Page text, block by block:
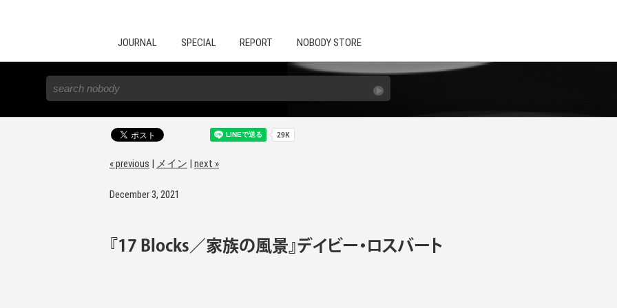
JOURNAL SPECIAL REPORT NOBODY STORE
« previous | メイン | next »
December 3, 2021
『17 Blocks／家族の風景』デイビー・ロスバート